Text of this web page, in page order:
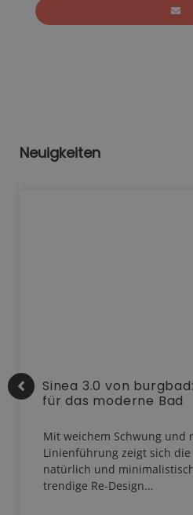
Neuigkeiten
Sinea 3.0 von
für das moderne Bad
Mit weichem Schwung und
Linienführung zeigt sich
natürlich und
trendige Re-Design…